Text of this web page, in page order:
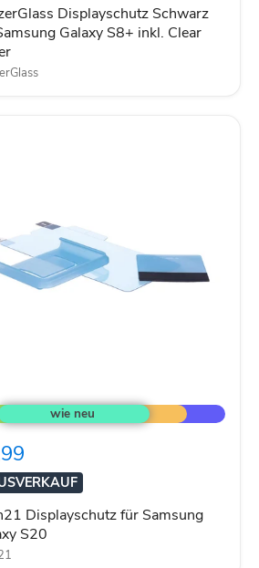
Displayschutz Schwarz
Galaxy S8+ inkl. Clear
Displayschutz für Samsung
S20